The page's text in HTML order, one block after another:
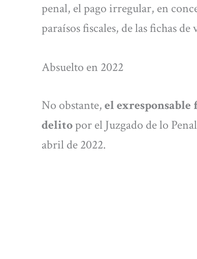
penal, el pago irregular, en
paraísos fiscales, de las fichas
Absuelto en 2022
No obstante,el exresponsable
delitopor el Juzgado de lo
abril de 2022.